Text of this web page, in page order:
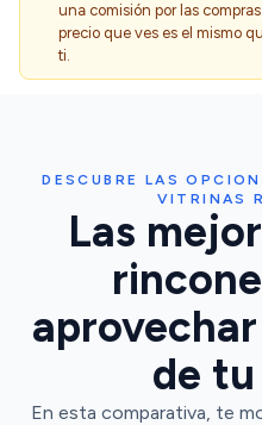
una comisión por las
precio que ves es el mismo
ti.
DESCUBRE LAS
VITRINAS
Las
de
En esta comparativa, te